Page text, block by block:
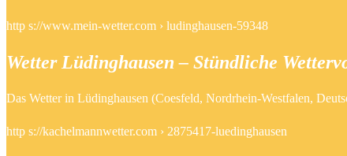
http s://www.mein-wetter.com › ludinghausen-59348
Wetter Lüdinghausen – Stündliche
Das Wetter in Lüdinghausen (Coesfeld, Nordrhein-Westfalen,
http s://kachelmannwetter.com › 2875417-luedinghausen